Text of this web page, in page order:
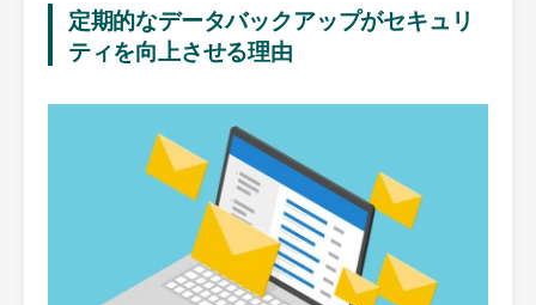
定期的なデータバックアップがセキュリ
ティを向上させる理由